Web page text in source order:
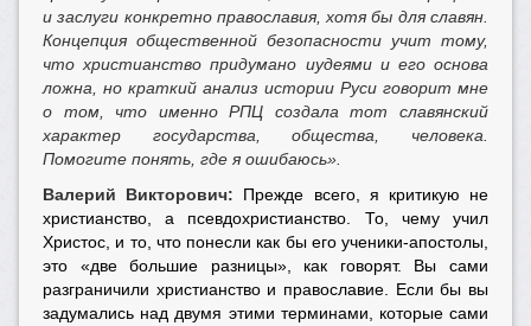
и заслуги конкретно православия, хотя бы для славян.
Концепция общественной безопасности учит тому,
что христианство придумано иудеями и его основа
ложна, но краткий анализ истории Руси говорит мне
о том, что именно РПЦ создала тот славянский
характер государства, общества, человека.
Помогите понять, где я ошибаюсь».
Валерий Викторович: Прежде всего, я критикую не
христианство, а псевдохристианство. То, чему учил
Христос, и то, что понесли как бы его ученики-апостолы,
это «две большие разницы», как говорят. Вы сами
разграничили христианство и православие. Если бы вы
задумались над двумя этими терминами, которые сами